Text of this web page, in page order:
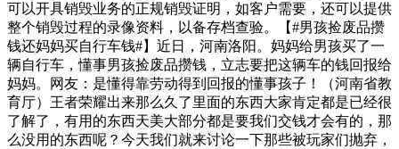
可以开具销毁业务的正规销毁证明，如客户需要，还可以提供
整个销毁过程的录像资料，以备存档查验。【#男孩捡废品攒
钱还妈妈买自行车钱#】近日，河南洛阳。妈妈给男孩买了一
辆自行车，懂事男孩捡废品攒钱，立志要把这辆车的钱回报给
妈妈。网友：是懂得靠劳动得到回报的懂事孩子！（河南省教
育厅）王者荣耀出来那么久了里面的东西大家肯定都是已经很
了解了，有用的东西天美大部分都是要我们交钱才会有的，那
么没用的东西呢？今天我们就来讨论一下那些被玩家们抛弃，